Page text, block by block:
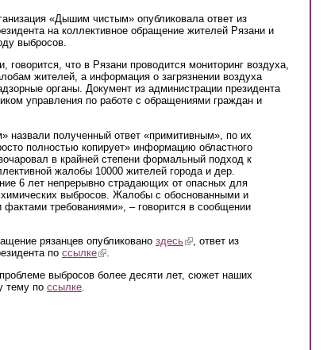
«Дышим чистым» опубликовала ответ из
на коллективное обращение жителей Рязани и
выбросов.
говорится, что в Рязани проводится мониторинг воздуха,
жителей, а информация о загрязнении воздуха
органы. Документ из администрации президента
управления по работе с обращениями граждан и
назвали полученный ответ «примитивным», по их
полностью копирует» информацию областного
в крайней степени формальный подход к
жалобы 10000 жителей города и дер.
6 лет непрерывно страдающих от опасных для
выбросов. Жалобы с обоснованными и
требованиями», – говорится в сообщении
рязанцев опубликовано здесь(link is external)
, ответ из
по ссылке(link is external)
выбросов более десяти лет, сюжет наших
тему по ссылке.